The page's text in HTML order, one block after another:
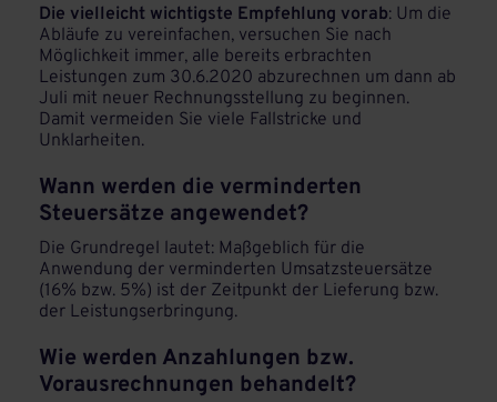
Die vielleicht wichtigste Empfehlung vorab: Um die
Abläufe zu vereinfachen, versuchen Sie nach
Möglichkeit immer, alle bereits erbrachten
Leistungen zum 30.6.2020 abzurechnen um dann ab
Juli mit neuer Rechnungsstellung zu beginnen.
Damit vermeiden Sie viele Fallstricke und
Unklarheiten.
Wann werden die verminderten
Steuersätze angewendet?
Die Grundregel lautet: Maßgeblich für die
Anwendung der verminderten Umsatzsteuersätze
(16% bzw. 5%) ist der Zeitpunkt der Lieferung bzw.
der Leistungserbringung.
Wie werden Anzahlungen bzw.
Vorausrechnungen behandelt?